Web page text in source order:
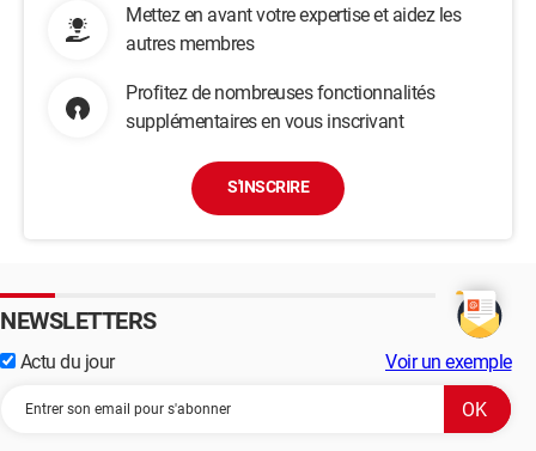
Mettez en avant votre expertise et aidez les
autres membres
Profitez de nombreuses fonctionnalités
supplémentaires en vous inscrivant
S'INSCRIRE
NEWSLETTERS
Actu du jour Voir un exemple